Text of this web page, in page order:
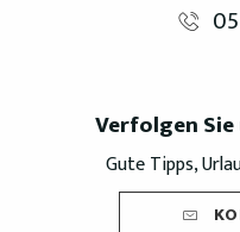
Verfolgen
Gute Tipps,